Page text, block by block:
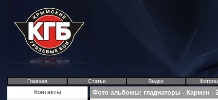
Главная Статьи Видео
Контакты Фото альбомы: гладиаторы - Кармен -